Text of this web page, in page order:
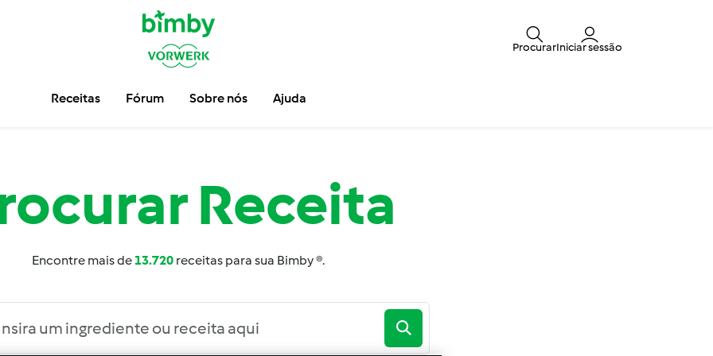
ProcurarIniciar sessão
Receitas Fórum Sobre nós Ajuda
Receita
Encontre mais de13.720 receitas para sua Bimby ®.